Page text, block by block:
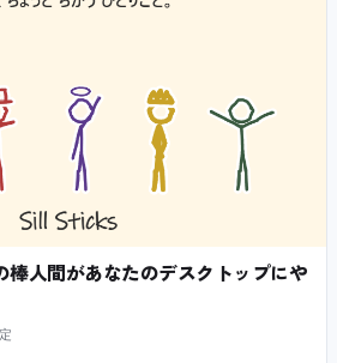
人間があなたのデスクトップにや